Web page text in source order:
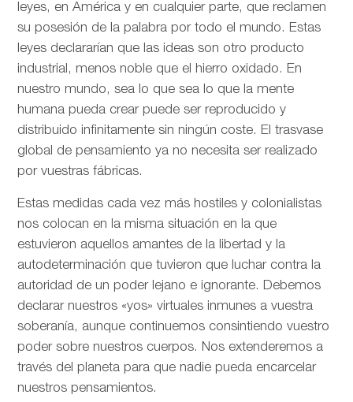
leyes, en América y en cualquier parte, que reclamen
su posesión de la palabra por todo el mundo. Estas
leyes declararían que las ideas son otro producto
industrial, menos noble que el hierro oxidado. En
nuestro mundo, sea lo que sea lo que la mente
humana pueda crear puede ser reproducido y
distribuido infinitamente sin ningún coste. El trasvase
global de pensamiento ya no necesita ser realizado
por vuestras fábricas.
Estas medidas cada vez más hostiles y colonialistas
nos colocan en la misma situación en la que
estuvieron aquellos amantes de la libertad y la
autodeterminación que tuvieron que luchar contra la
autoridad de un poder lejano e ignorante. Debemos
declarar nuestros «yos» virtuales inmunes a vuestra
soberanía, aunque continuemos consintiendo vuestro
poder sobre nuestros cuerpos. Nos extenderemos a
través del planeta para que nadie pueda encarcelar
nuestros pensamientos.